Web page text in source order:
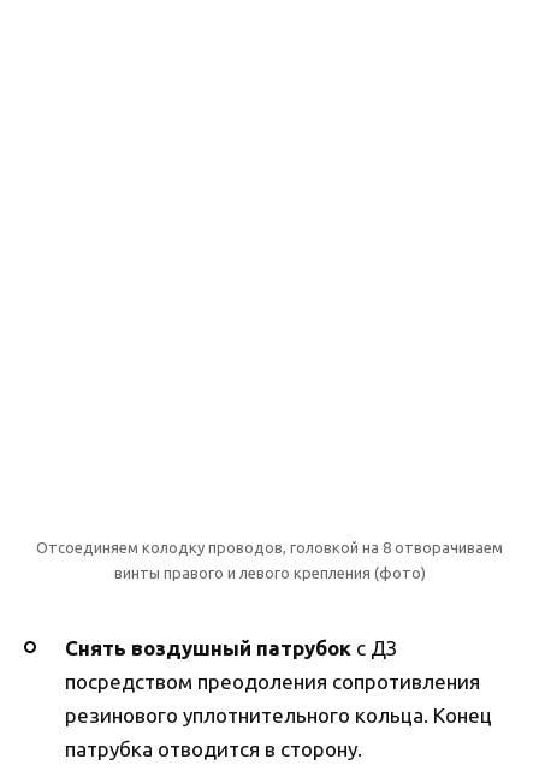
Отсоединяем колодку проводов, головкой на 8 отворачиваем
винты правого и левого крепления (фото)
Снять воздушный патрубок с ДЗ
посредством преодоления сопротивления
резинового уплотнительного кольца. Конец
патрубка отводится в сторону.